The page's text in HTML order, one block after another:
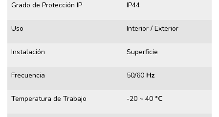
Grado de Protección IP IP44
Uso Interior / Exterior
Instalación Superficie
Frecuencia 50/60 Hz
Temperatura de Trabajo -20 ~ 40 °C